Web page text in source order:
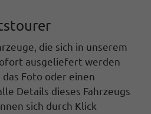
die sich in unserem
ausgeliefert werden
das Foto oder einen
Details dieses Fahrzeugs
sich durch Klick